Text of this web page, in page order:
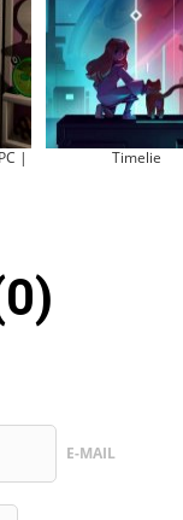
|
Timelie
E-MAIL